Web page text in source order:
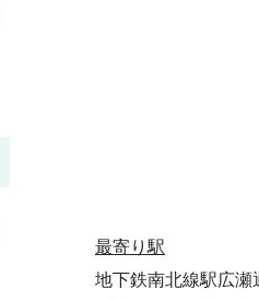
最寄り駅
地下鉄南北線駅広